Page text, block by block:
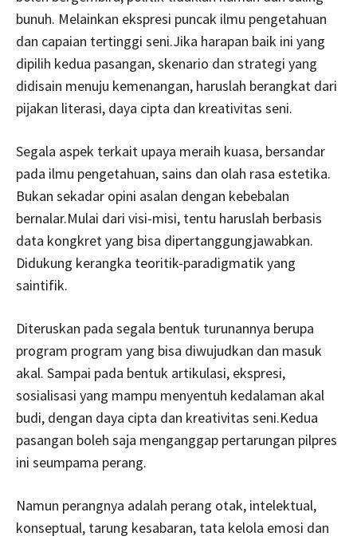
bunuh. Melainkan ekspresi puncak ilmu pengetahuan
dan capaian tertinggi seni.Jika harapan baik ini yang
dipilih kedua pasangan, skenario dan strategi yang
didisain menuju kemenangan, haruslah berangkat dari
pijakan literasi, daya cipta dan kreativitas seni.
Segala aspek terkait upaya meraih kuasa, bersandar
pada ilmu pengetahuan, sains dan olah rasa estetika.
Bukan sekadar opini asalan dengan kebebalan
bernalar.Mulai dari visi-misi, tentu haruslah berbasis
data kongkret yang bisa dipertanggungjawabkan.
Didukung kerangka teoritik-paradigmatik yang
saintifik.
Diteruskan pada segala bentuk turunannya berupa
program program yang bisa diwujudkan dan masuk
akal. Sampai pada bentuk artikulasi, ekspresi,
sosialisasi yang mampu menyentuh kedalaman akal
budi, dengan daya cipta dan kreativitas seni.Kedua
pasangan boleh saja menganggap pertarungan pilpres
ini seumpama perang.
Namun perangnya adalah perang otak, intelektual,
konseptual, tarung kesabaran, tata kelola emosi dan